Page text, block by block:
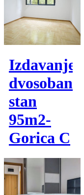
Izdavanje,
dvosoban
stan
95m2-
Gorica C